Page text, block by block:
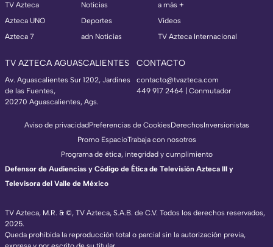
TV Azteca
Azteca UNO
Azteca 7
Noticias
Deportes
adn Noticias
a más +
Videos
TV Azteca Internacional
TV AZTECA AGUASCALIENTES
Av. Aguascalientes Sur 1202, Jardines
de las Fuentes,
20270 Aguascalientes, Ags.
CONTACTO
contacto@tvazteca.com
449 917 2464 | Conmutador
TV Azteca, M.R. & ©, TV Azteca, S.A.B. de C.V. Todos los derechos reservados,
2025.
Queda prohibida la reproducción total o parcial sin la autorización previa,
Aviso de privacidadPreferencias de CookiesDerechosInversionistas
Promo EspacioTrabaja con nosotros
Programa de ética, integridad y cumplimiento
Defensor de Audiencias y Código de Ética de Televisión Azteca III y
Televisora del Valle de México